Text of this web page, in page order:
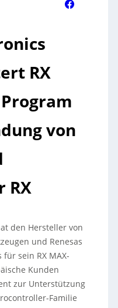
RX
von
RX
den Hersteller von
und Renesas
sein RX MAX-
Kunden
zur Unterstützung
Familie